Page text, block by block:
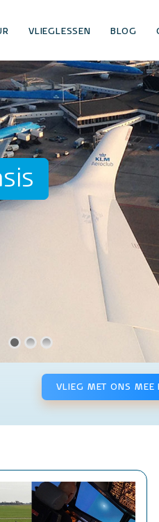
VLIEGLESSEN BLOG
VLIEG MET ONS MEE